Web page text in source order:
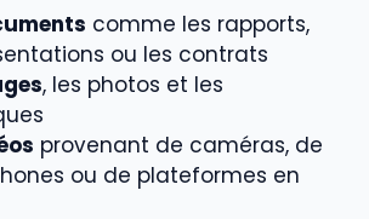
comme les rapports,
ou les contrats
, les photos et les
provenant de caméras, de
ou de plateformes en